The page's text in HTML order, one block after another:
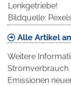
Lenkgetriebe!
Bildquelle: Pexels
Alle Artikel
Weitere
Stromverbrauch
Emissionen